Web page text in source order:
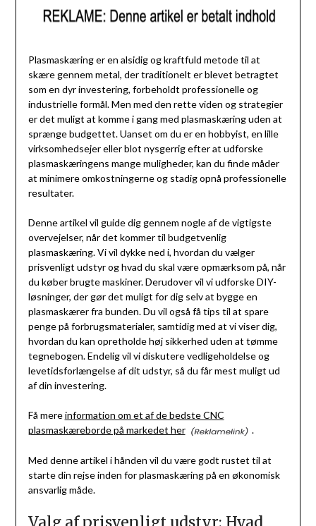
Plasmaskæring er en alsidig og kraftfuld metode til at
skære gennem metal, der traditionelt er blevet betragtet
som en dyr investering, forbeholdt professionelle og
industrielle formål. Men med den rette viden og strategier
er det muligt at komme i gang med plasmaskæring uden at
sprænge budgettet. Uanset om du er en hobbyist, en lille
virksomhedsejer eller blot nysgerrig efter at udforske
plasmaskæringens mange muligheder, kan du finde måder
at minimere omkostningerne og stadig opnå professionelle
resultater.
Denne artikel vil guide dig gennem nogle af de vigtigste
overvejelser, når det kommer til budgetvenlig
plasmaskæring. Vi vil dykke ned i, hvordan du vælger
prisvenligt udstyr og hvad du skal være opmærksom på, når
du køber brugte maskiner. Derudover vil vi udforske DIY-
løsninger, der gør det muligt for dig selv at bygge en
plasmaskærer fra bunden. Du vil også få tips til at spare
penge på forbrugsmaterialer, samtidig med at vi viser dig,
hvordan du kan opretholde høj sikkerhed uden at tømme
tegnebogen. Endelig vil vi diskutere vedligeholdelse og
levetidsforlængelse af dit udstyr, så du får mest muligt ud
af din investering.
Få mereinformation om et af de bedste CNC
plasmaskæreborde på markedet her
.
Med denne artikel i hånden vil du være godt rustet til at
starte din rejse inden for plasmaskæring på en økonomisk
ansvarlig måde.
Valg af prisvenligt udstyr: Hvad